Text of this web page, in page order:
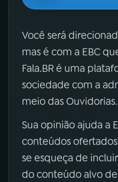
Você será
mas é com a EBC
Fala.BR é uma
sociedade com a
meio das Ouvidorias.
Sua opinião ajuda a
conteúdos
se esqueça de
do conteúdo alvo